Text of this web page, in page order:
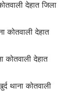
देहात जिला
कोतवाली देहात
कोतवाली देहात
थाना कोतवाली